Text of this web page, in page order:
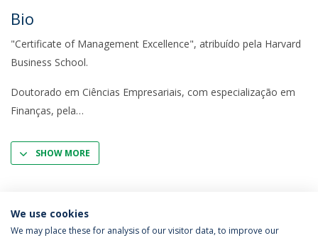
Bio
"Certificate of Management Excellence", atribuído pela Harvard
Business School.
Doutorado em Ciências Empresariais, com especialização em
Finanças, pela
SHOW MORE
We use cookies
We may place these for analysis of our visitor data, to improve our